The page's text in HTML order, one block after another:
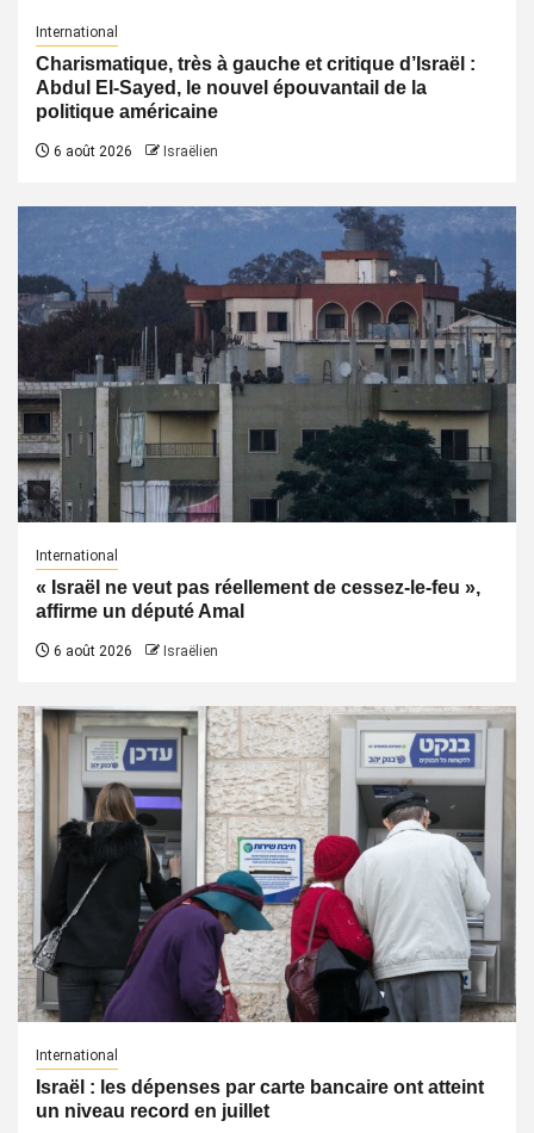
International
Charismatique, très à gauche et critique d’Israël :
Abdul El-Sayed, le nouvel épouvantail de la
politique américaine
6 août 2026 Israëlien
International
« Israël ne veut pas réellement de cessez-le-feu »,
affirme un député Amal
6 août 2026 Israëlien
International
Israël : les dépenses par carte bancaire ont atteint
un niveau record en juillet